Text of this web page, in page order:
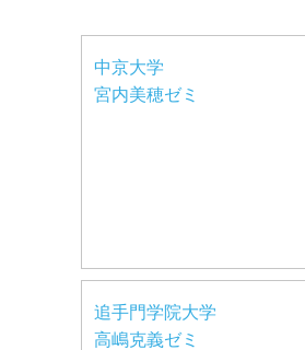
中京大学
宮内美穂ゼミ
追手門学院大学
高嶋克義ゼミ